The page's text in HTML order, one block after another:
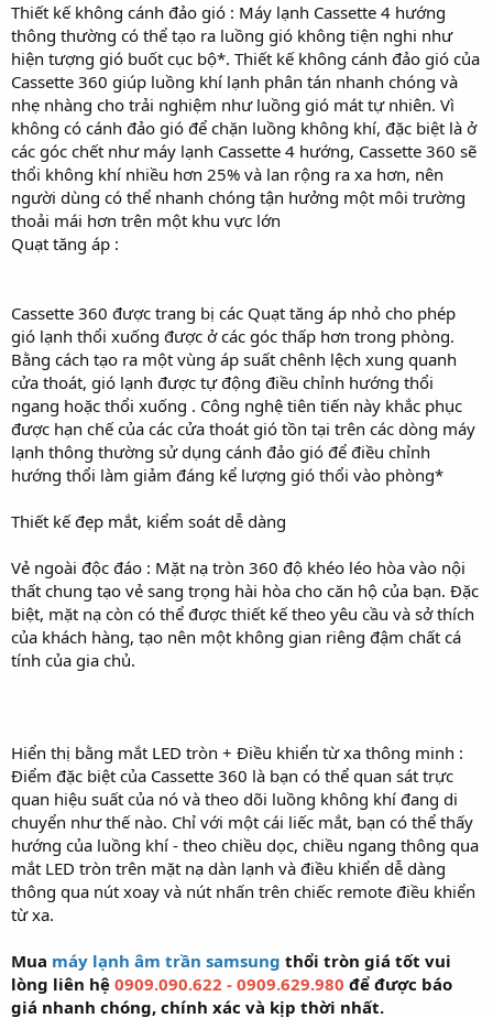
Thiết kế không cánh đảo gió : Máy lạnh Cassette 4 hướng
thông thường có thể tạo ra luồng gió không tiện nghi như
hiện tượng gió buốt cục bộ*. Thiết kế không cánh đảo gió của
Cassette 360 giúp luồng khí lạnh phân tán nhanh chóng và
nhẹ nhàng cho trải nghiệm như luồng gió mát tự nhiên. Vì
không có cánh đảo gió để chặn luồng không khí, đặc biệt là ở
các góc chết như máy lạnh Cassette 4 hướng, Cassette 360 sẽ
thổi không khí nhiều hơn 25% và lan rộng ra xa hơn, nên
người dùng có thể nhanh chóng tận hưởng một môi trường
thoải mái hơn trên một khu vực lớn
Quạt tăng áp :
Cassette 360 được trang bị các Quạt tăng áp nhỏ cho phép
gió lạnh thổi xuống được ở các góc thấp hơn trong phòng.
Bằng cách tạo ra một vùng áp suất chênh lệch xung quanh
cửa thoát, gió lạnh được tự động điều chỉnh hướng thổi
ngang hoặc thổi xuống . Công nghệ tiên tiến này khắc phục
được hạn chế của các cửa thoát gió tồn tại trên các dòng máy
lạnh thông thường sử dụng cánh đảo gió để điều chỉnh
hướng thổi làm giảm đáng kể lượng gió thổi vào phòng*
Thiết kế đẹp mắt, kiểm soát dễ dàng
Vẻ ngoài độc đáo : Mặt nạ tròn 360 độ khéo léo hòa vào nội
thất chung tạo vẻ sang trọng hài hòa cho căn hộ của bạn. Đặc
biệt, mặt nạ còn có thể được thiết kế theo yêu cầu và sở thích
của khách hàng, tạo nên một không gian riêng đậm chất cá
tính của gia chủ.
Hiển thị bằng mắt LED tròn + Điều khiển từ xa thông minh :
Điểm đặc biệt của Cassette 360 là bạn có thể quan sát trực
quan hiệu suất của nó và theo dõi luồng không khí đang di
chuyển như thế nào. Chỉ với một cái liếc mắt, bạn có thể thấy
hướng của luồng khí - theo chiều dọc, chiều ngang thông qua
mắt LED tròn trên mặt nạ dàn lạnh và điều khiển dễ dàng
thông qua nút xoay và nút nhấn trên chiếc remote điều khiển
từ xa.
Mua máy lạnh âm trần samsung thổi tròn giá tốt vui
lòng liên hệ 0909.090.622 - 0909.629.980 để được báo
giá nhanh chóng, chính xác và kịp thời nhất.